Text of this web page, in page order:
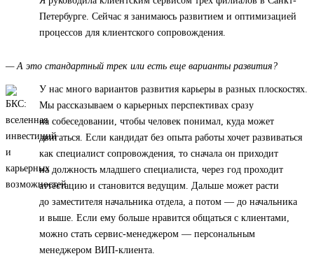
Петербурге. Сейчас я занимаюсь развитием и оптимизацией
процессов для клиентского сопровождения.
— А это стандартный трек или есть еще варианты развития?
У нас много вариантов развития карьеры в разных плоскостях.
Мы рассказываем о карьерных перспективах сразу
на собеседовании, чтобы человек понимал, куда может
двигаться. Если кандидат без опыта работы хочет развиваться
как специалист сопровождения, то сначала он приходит
на должность младшего специалиста, через год проходит
аттестацию и становится ведущим. Дальше может расти
до заместителя начальника отдела, а потом — до начальника
и выше. Если ему больше нравится общаться с клиентами,
можно стать сервис-менеджером — персональным
менеджером ВИП-клиента.